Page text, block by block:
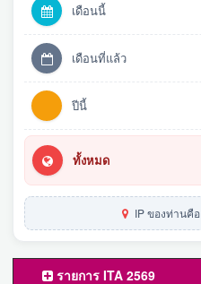
เดือนนี้
เดือนที่แล้ว
ปีนี้
ทั้งหมด
IP ของท่านคือ
รายการ ITA 2569